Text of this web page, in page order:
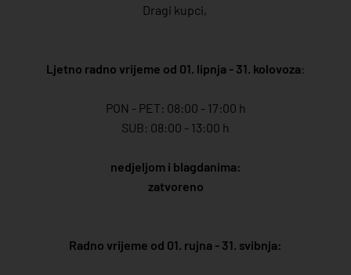
Dragi kupci,
Ljetno radno vrijeme od 01. lipnja - 31. kolovoza:
PON - PET: 08:00 - 17:00 h
SUB: 08:00 - 13:00 h
nedjeljom i blagdanima:
zatvoreno
Radno vrijeme od 01. rujna - 31. svibnja: